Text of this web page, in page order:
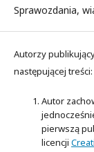
Sprawozdania,
Autorzy
następującej treści:
Autor
pierwszą
licencji